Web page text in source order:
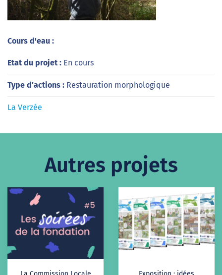
Cours d'eau :
Etat du projet : En cours
Type d’actions : Restauration morphologique
La Verzée
Autres projets